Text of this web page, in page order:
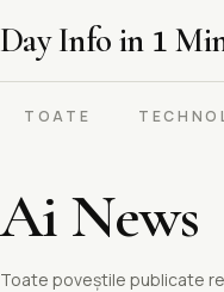
Day Info in 1
TOATE
Ai News
Toate poveștile publicate